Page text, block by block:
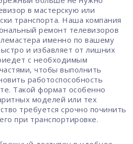
больше не нужно
в мастерскую или
транспорта. Наша компания
ремонт телевизоров
именно по вашему
и избавляет от лишних
с необходимым
чтобы выполнить
работоспособность
Такой формат особенно
моделей или тех
требуется срочно починить
при транспортировке.